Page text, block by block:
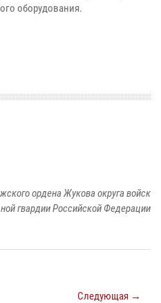
оборудования.
ордена Жукова округа войск
гвардии Российской Федерации
Следующая →